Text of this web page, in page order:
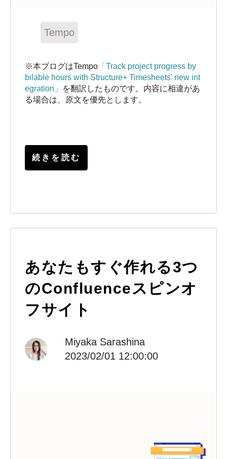
Tempo
※本ブログはTempo 「Track project progress by
bilable hours with Structure+ Timesheets' new int
egration」
を翻訳したものです。内容に相違があ
る場合は、原文を優先とします。
続きを読む
あなたもすぐ作れる3つ
のConfluenceスピンオ
フサイト
Miyaka Sarashina
2023/02/01 12:00:00